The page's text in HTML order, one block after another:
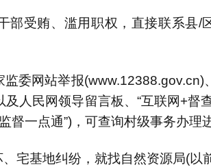
受贿、滥用职权，直接联系县/
网站举报(www.12388.gov.cn)
人民网领导留言板、“互联网+督
督一点通”)，可查询村级事务办理
基地纠纷，就找自然资源局(以前